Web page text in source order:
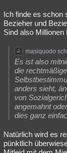
Ich finde es schon
Bezieher und
Sind also
masiquodo
Es ist also
die
anders sieht,
von
angemahnt
dies ganz
Natürlich wird es
pünktlich